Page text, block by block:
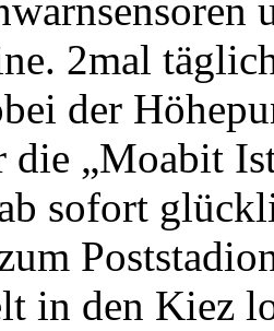
2mal
der
die „Moabit
sofort
in den Kiez